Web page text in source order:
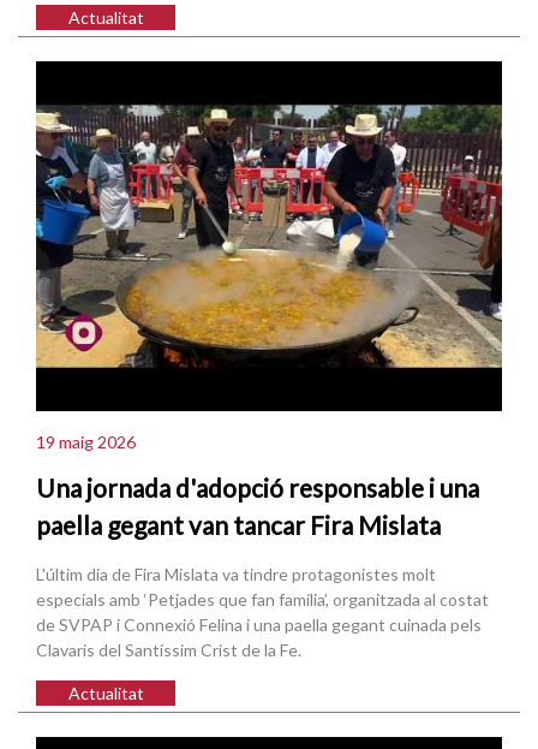
Actualitat
19 maig 2026
Una jornada d'adopció responsable i una
paella gegant van tancar Fira Mislata
L'últim dia de Fira Mislata va tindre protagonistes molt
especials amb ‘Petjades que fan família’, organitzada al costat
de SVPAP i Connexió Felina i una paella gegant cuinada pels
Clavaris del Santíssim Crist de la Fe.
Actualitat